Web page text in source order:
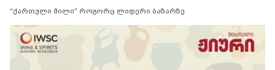
“ქართული მილი” როგორც ლიდერი ბაზარზე